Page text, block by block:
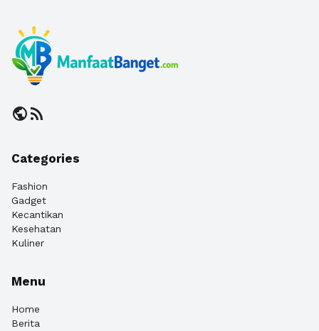
publicrss_feed
Categories
Fashion
Gadget
Kecantikan
Kesehatan
Kuliner
Menu
Home
Berita